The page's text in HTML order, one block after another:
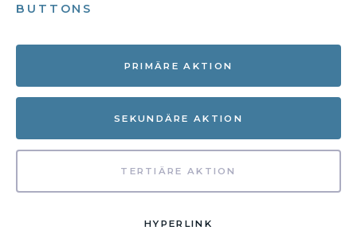
BUTTONS
PRIMÄRE AKTION
SEKUNDÄRE AKTION
TERTIÄRE AKTION
HYPERLINK